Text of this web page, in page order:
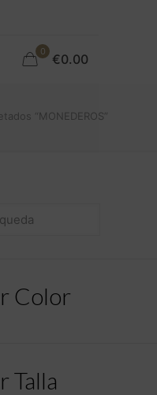
0 €0.00
“MONEDEROS”
Color
Talla